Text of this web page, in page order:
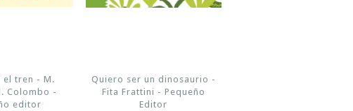
el tren - M.
Colombo -
editor
Quiero ser un dinosaurio -
Fita Frattini - Pequeño
Editor